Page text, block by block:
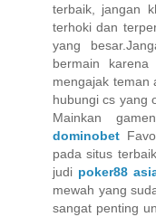
terbaik, jangan
terhoki dan
yang
bermain
mengajak teman
hubungi cs yang
Mainkan
dominobet
pada situs
judi poker88
mewah yang
sangat penting